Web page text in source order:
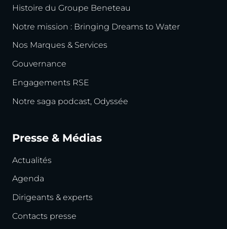
Histoire du Groupe Beneteau
Notre mission : Bringing Dreams to Water
Nos Marques & Services
Gouvernance
Engagements RSE
Notre saga podcast, Odyssée
Presse & Médias
Actualités
Agenda
Dirigeants & experts
Contacts presse